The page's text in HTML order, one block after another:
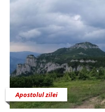
Apostolul zilei